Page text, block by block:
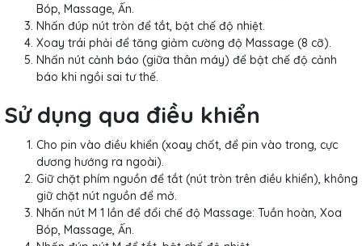
Bóp, Massage, Ấn.
Nhấn đúp nút tròn để tắt, bật chế độ nhiệt.
Xoay trái phải để tăng giảm cường độ Massage (8 cỡ).
Nhấn nút cảnh báo (giữa thân máy) để bật chế độ cảnh
báo khi ngồi sai tư thế.
Sử dụng qua điều khiển
Cho pin vào điều khiển (xoay chốt, để pin vào trong, cực
dương hướng ra ngoài).
Giữ chặt phím nguồn để tắt (nút tròn trên điều khiển), không
giữ chặt nút nguồn để mở.
Nhấn nút M 1 lần để đổi chế độ Massage: Tuần hoàn, Xoa
Bóp, Massage, Ấn.